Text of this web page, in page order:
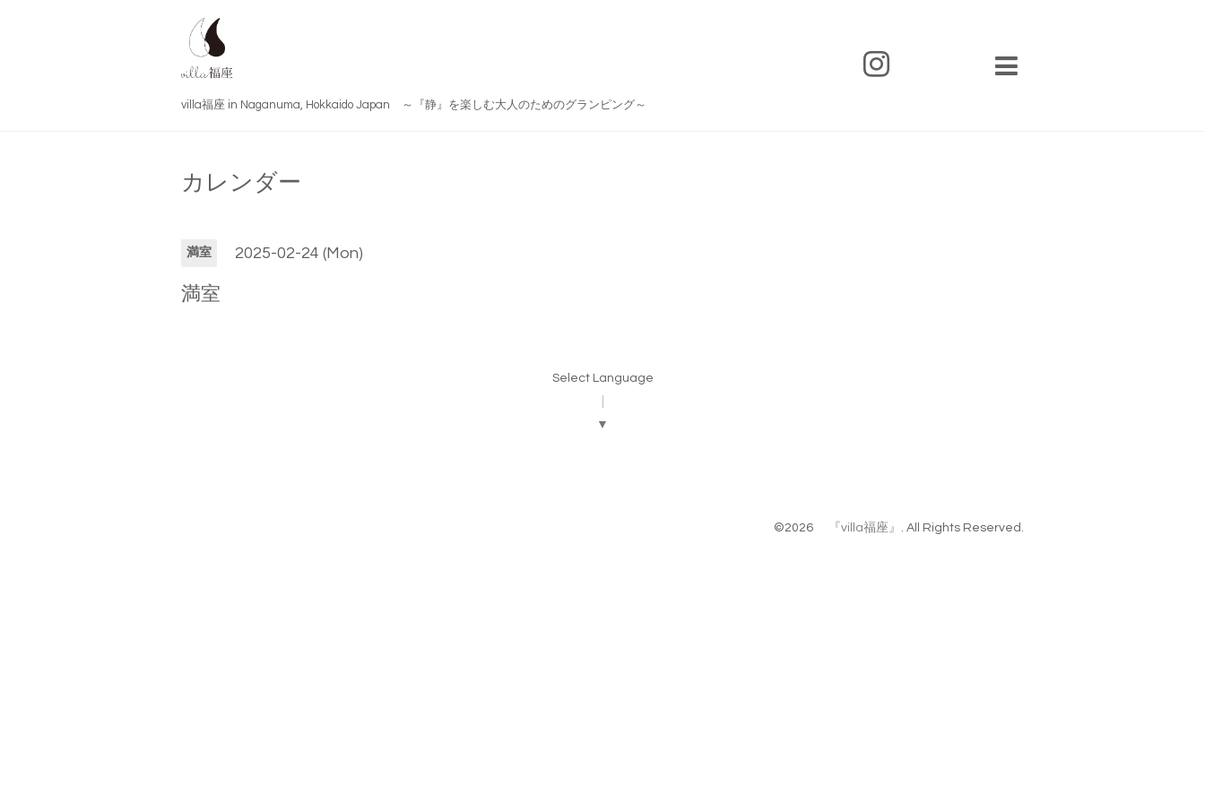
villa福座 in Naganuma, Hokkaido Japan ～『静』を楽しむ大人のためのグランピング～
カレンダー
満室 2025-02-24 (Mon)
満室
Select Language
▼
©2026 『villa福座』 . All Rights Reserved.